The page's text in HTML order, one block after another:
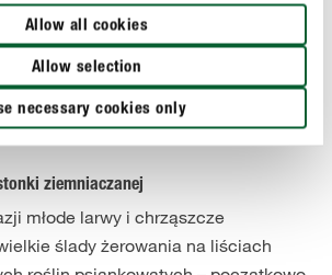
Allow all cookies
Allow selection
necessary cookies only
Po kolejnych 14 dniach z poczwarek
chrząszcze i ponownie atakują
W sierpniu dorosłe stonki
zakopują się w ziemi,
ziemniaczanej
młode larwy i chrząszcze
ślady żerowania na liściach